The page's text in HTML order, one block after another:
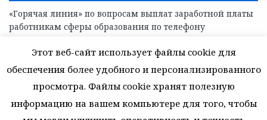
«Горячая линия» по вопросам выплат заработной платы
работникам сферы образования по телефону
Этот веб-сайт использует файлы cookie для
обеспечения более удобного и персонализированного
просмотра. Файлы cookie хранят полезную
информацию на вашем компьютере для того, чтобы